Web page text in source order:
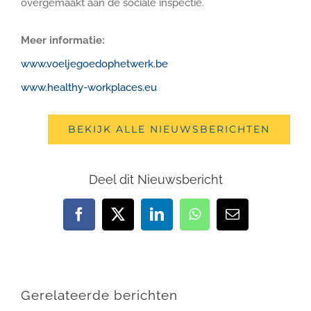
overgemaakt aan de sociale inspectie.
Meer informatie:
www.voeljegoedophetwerk.be
www.healthy-workplaces.eu
BEKIJK ALLE NIEUWSBERICHTEN
Deel dit Nieuwsbericht
Facebook
X LinkedInWhatsApp
E-
mail
Gerelateerde berichten